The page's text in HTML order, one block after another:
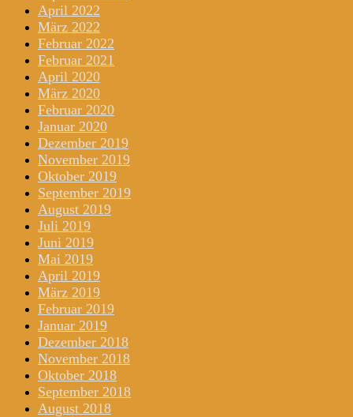
April 2022
März 2022
Februar 2022
Februar 2021
April 2020
März 2020
Februar 2020
Januar 2020
Dezember 2019
November 2019
Oktober 2019
September 2019
August 2019
Juli 2019
Juni 2019
Mai 2019
April 2019
März 2019
Februar 2019
Januar 2019
Dezember 2018
November 2018
Oktober 2018
September 2018
August 2018